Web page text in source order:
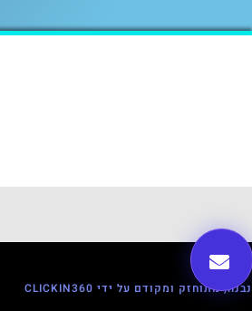
נבנה, מתוחזק ומקודם על ידי CLICKIN360